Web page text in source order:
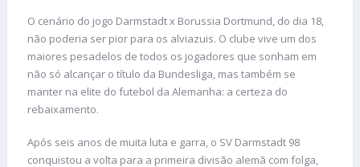
O cenário do jogo Darmstadt x Borussia Dortmund, do dia 18,
não poderia ser pior para os alviazuis. O clube vive um dos
maiores pesadelos de todos os jogadores que sonham em
não só alcançar o título da Bundesliga, mas também se
manter na elite do futebol da Alemanha: a certeza do
rebaixamento.
Após seis anos de muita luta e garra, o SV Darmstadt 98
conquistou a volta para a primeira divisão alemã com folga,